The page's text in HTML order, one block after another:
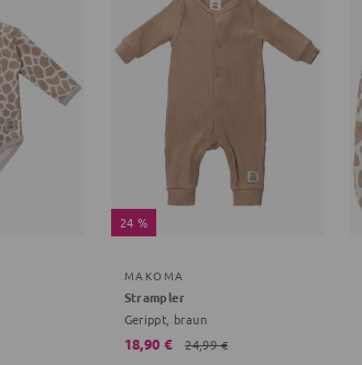
24 %
MAKOMA
Strampler
Gerippt, braun
18,90 € 24,99 €